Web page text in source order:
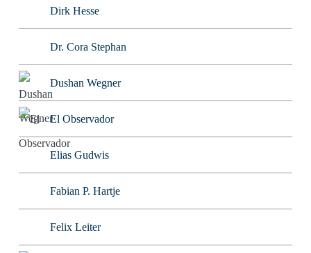
Dirk Hesse
Dr. Cora Stephan
Dushan Wegner
El Observador
Elias Gudwis
Fabian P. Hartje
Felix Leiter